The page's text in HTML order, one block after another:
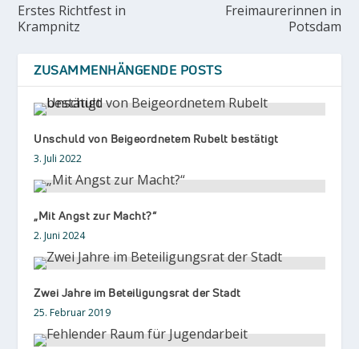
Erstes Richtfest in
Krampnitz
Freimaurerinnen in
Potsdam
ZUSAMMENHÄNGENDE POSTS
Unschuld von Beigeordnetem Rubelt bestätigt
3. Juli 2022
„Mit Angst zur Macht?“
2. Juni 2024
Zwei Jahre im Beteiligungsrat der Stadt
25. Februar 2019